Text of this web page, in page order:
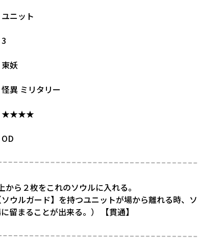
ユニット
3
東妖
怪異 ミリタリー
★★★★
OD
から２枚をこれのソウルに入れる。
ソウルガード】を持つユニットが場から離れる時、
留まることが出来る。） 【貫通】